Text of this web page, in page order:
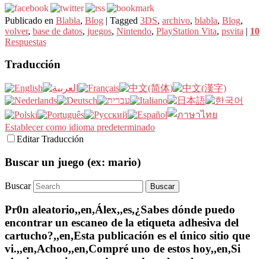
Publicado en Blabla, Blog | Tagged 3DS, archivo, blabla, Blog,
volver, base de datos, juegos, Nintendo, PlayStation Vita, psvita | 10
Respuestas
Traducción
Establecer como idioma predeterminado
Editar Traducción
Buscar un juego (ex: mario)
Buscar
Pr0n aleatorio,,en,Álex,,es,¿Sabes dónde puedo
encontrar un escaneo de la etiqueta adhesiva del
cartucho?,,en,Esta publicación es el único sitio que
vi.,,en,Achoo,,en,Compré uno de estos hoy,,en,Si